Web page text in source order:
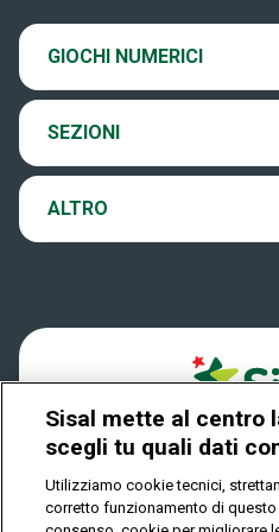
GIOCHI NUMERICI
Eurojackpot
VinciCasa
Play Your Date
SEZIONI
Ultima estrazione
Archivio estrazioni
Verifica vincite
ALTRO
Contatti
Notifiche
Privacy
Sisal mette al centro
scegli tu quali dati
Utilizziamo cookie tecnici,
corretto funzionamento di